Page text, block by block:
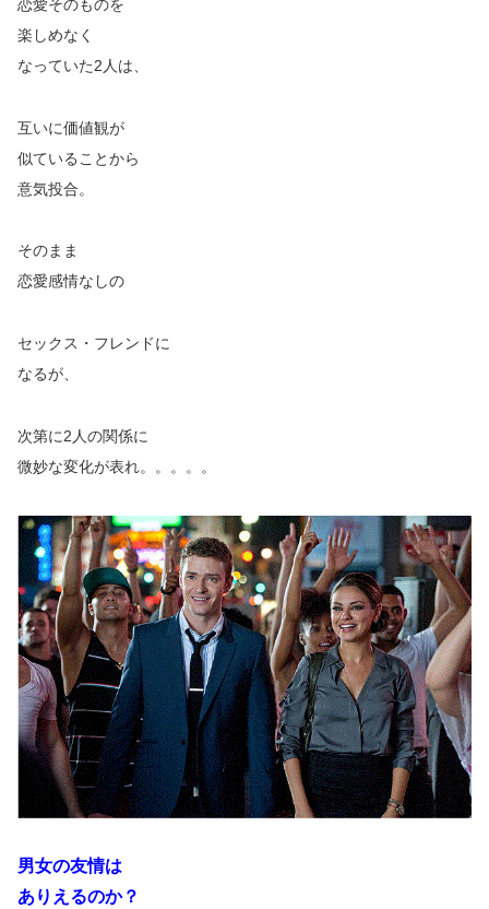
恋愛そのものを
楽しめなく
なっていた2人は、
互いに価値観が
似ていることから
意気投合。
そのまま
恋愛感情なしの
セックス・フレンドに
なるが、
次第に2人の関係に
微妙な変化が表れ。。。。。
男女の友情は
ありえるのか？